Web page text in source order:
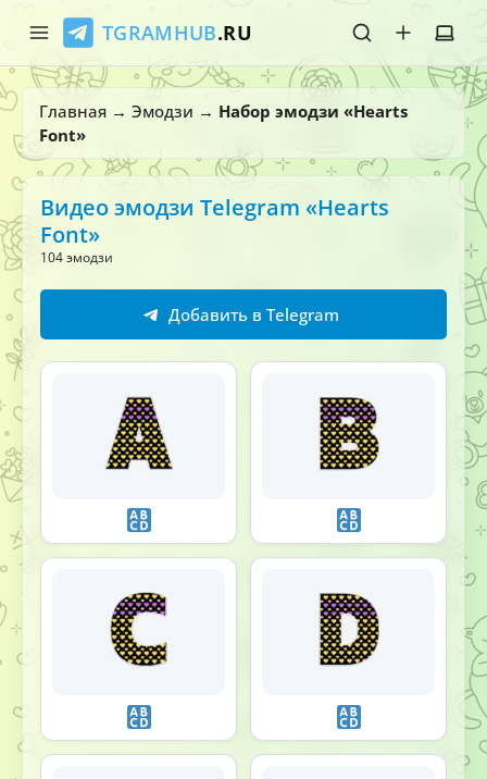
TGRAMHUB.RU
Главная
Стикеры
Боты
О нас
Главная → Эмодзи → Набор эмодзи «Hearts
Font»
Видео эмодзи Telegram «Hearts
Font»
104 эмодзи
Добавить в Telegram